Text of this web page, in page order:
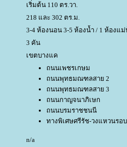
เริ่มต้น 110 ตร.วา.
218 และ 302 ตร.ม.
3-4 ห้องนอน 3-5 ห้องน้ำ / 1 ห้องแ
3 คัน
เขตบางแค
ถนนเพชรเกษม
ถนนพุทธมณฑลสาย 2
ถนนพุทธมณฑลสาย 3
ถนนกาญจนาภิเษก
ถนนบรมราชชนนี
ทางพิเศษศรีรัช-วงแหวนรอ
n/a